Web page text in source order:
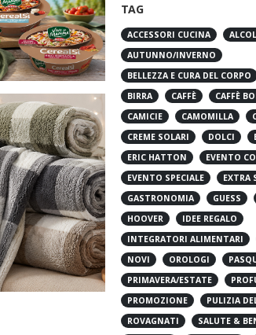
TAG
ACCESSORI CUCINA
AUTUNNO/INVERNO
BELLEZZA E CURA DEL CORPO
BIRRA
CAFFÈ
CAFFÈ
CAMICIE
CAMOMILLA
CREME SOLARI
DOLCI
ERIC HATTON
EVENTO
EVENTO SPECIALE
EXTRA
GASTRONOMIA
GUESS
HOOVER
IDEE REGALO
INTEGRATORI ALIMENTARI
NOVI
OROLOGI
PRIMAVERA/ESTATE
PROMOZIONE
PULIZIA
ROVAGNATI
SALUTE &